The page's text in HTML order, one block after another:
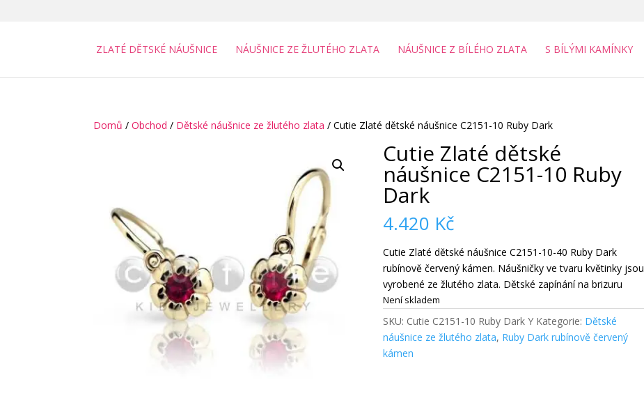
ZLATÉ DĚTSKÉ NÁUŠNICE NÁUŠNICE ZE ŽLUTÉHO ZLATA NÁUŠNICE Z BÍLÉHO ZLATA S BÍLÝMI KAMÍNKY
Domů /Obchod / Dětské náušnice ze žlutého zlata / Cutie Zlaté dětské náušnice C2151-10 Ruby Dark
Cutie Zlaté dětské
náušnice C2151-10 Ruby
Dark
4.420 Kč
Cutie Zlaté dětské náušnice C2151-10-40 Ruby Dark
rubínově červený kámen. Náušničky ve tvaru květinky jsou
vyrobené ze žlutého zlata. Dětské zapínání na brizuru
Není skladem
SKU: Cutie C2151-10 Ruby Dark Y Kategorie: Dětské
náušnice ze žlutého zlata, Ruby Dark rubínově červený
kámen